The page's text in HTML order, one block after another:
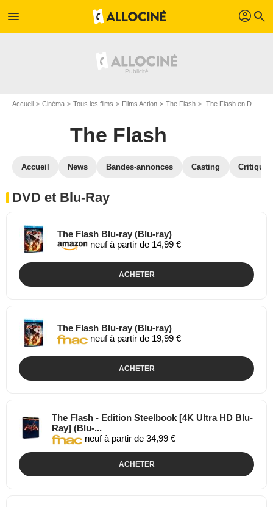
menu profil search
Accueil Cinéma Tous les films Films Action The Flash The Flash en DVD Blu Ray
The Flash
Accueil News Bandes-annonces Casting
DVD et Blu-Ray
The Flash Blu-ray (Blu-ray)
neuf à partir de 14,99 €
ACHETER
The Flash Blu-ray (Blu-ray)
neuf à partir de 19,99 €
ACHETER
The Flash - Edition Steelbook [4K Ultra HD Blu-
Ray] (Blu-...
neuf à partir de 34,99 €
ACHETER